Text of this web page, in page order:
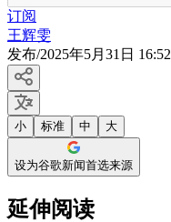
订阅
王辉雯
发布/2025年5月31日 16:52
小 标准 中 大
设为谷歌新闻首选来源
延伸阅读